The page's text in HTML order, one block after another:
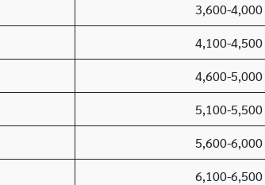
3,600-4,000
4,100-4,500
4,600-5,000
5,100-5,500
5,600-6,000
6,100-6,500